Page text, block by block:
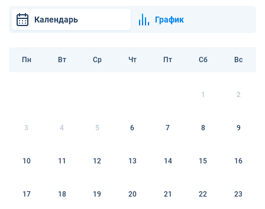
Календарь График
Пн Вт Ср Чт Пт Сб Вс
1 2
3 4 5 6 7 8 9
10 11 12 13 14 15 16
17 18 19 20 21 22 23